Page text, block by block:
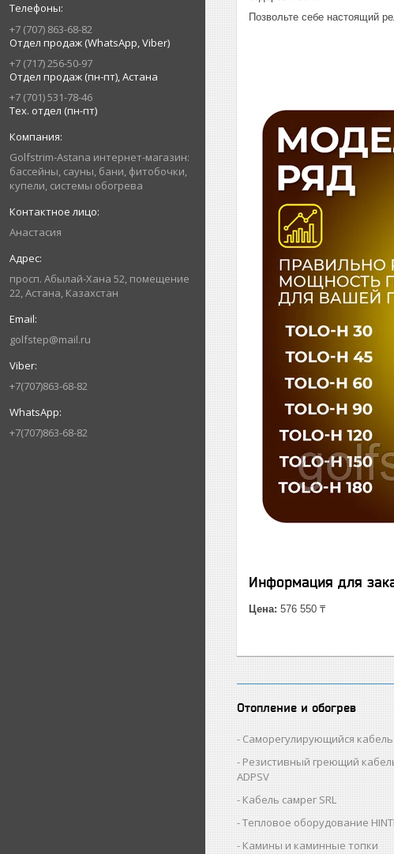
+7 (707) 863-68-82
Отдел продаж (WhatsApp, Viber)
+7 (717) 256-50-97
Отдел продаж (пн-пт), Астана
+7 (701) 531-78-46
Тех. отдел (пн-пт)
Golfstrim-Astana интернет-магазин:
бассейны, сауны, бани, фитобочки,
купели, системы обогрева
Анастасия
просп. Абылай-Хана 52, помещение
22, Астана, Казахстан
golfstep@mail.ru
+7(707)863-68-82
+7(707)863-68-82
Позвольте себе настоящий
Информация для
Цена: 576 550 ₸
Отопление и обогрев
Саморегулирующийся кабель
Резистивный греющий
ADPSV
Кабель самрег SRL
Тепловое оборудование
Камины и каминные топки